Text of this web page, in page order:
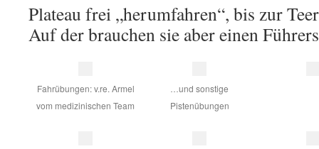
Plateau frei „herumfahren“, bis zur
Auf der brauchen sie aber einen
Fahrübungen: v.re. Armel
vom medizinischen Team
…und sonstige
Pistenübungen